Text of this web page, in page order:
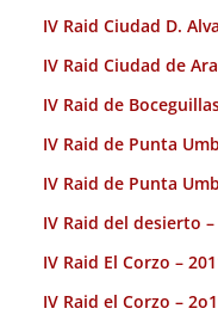
IV Raid Ciudad D.
IV Raid Ciudad de
IV Raid de
IV Raid de Punta
IV Raid de Punta
IV Raid del desierto –
IV Raid El Corzo –
IV Raid el Corzo –